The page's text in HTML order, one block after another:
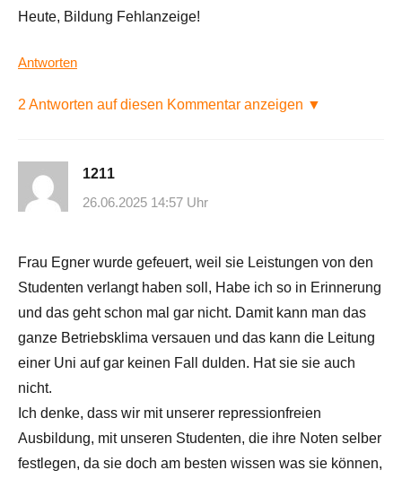
Heute, Bildung Fehlanzeige!
Antworten
2 Antworten auf diesen Kommentar anzeigen ▼
1211
26.06.2025 14:57 Uhr
Frau Egner wurde gefeuert, weil sie Leistungen von den
Studenten verlangt haben soll, Habe ich so in Erinnerung
und das geht schon mal gar nicht. Damit kann man das
ganze Betriebsklima versauen und das kann die Leitung
einer Uni auf gar keinen Fall dulden. Hat sie sie auch
nicht.
Ich denke, dass wir mit unserer repressionfreien
Ausbildung, mit unseren Studenten, die ihre Noten selber
festlegen, da sie doch am besten wissen was sie können,